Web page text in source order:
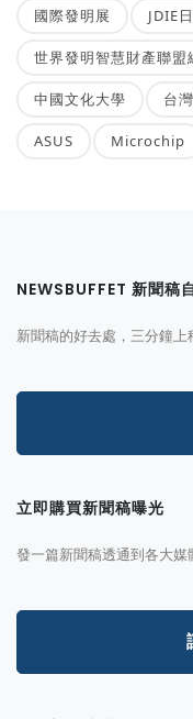
國際發明展 JDIE
世界發明智慧財產聯盟
中國文化大學 台
ASUS Microchip
NEWSBUFFET 新聞稿
新聞稿的好去處，三分鐘上
立即購買新聞稿曝光
發一篇新聞稿透通到各大媒